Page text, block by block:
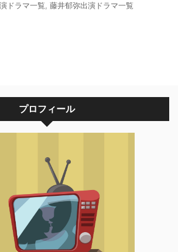
ドラマ一覧 藤井郁弥出演ドラマ一覧
プロフィール